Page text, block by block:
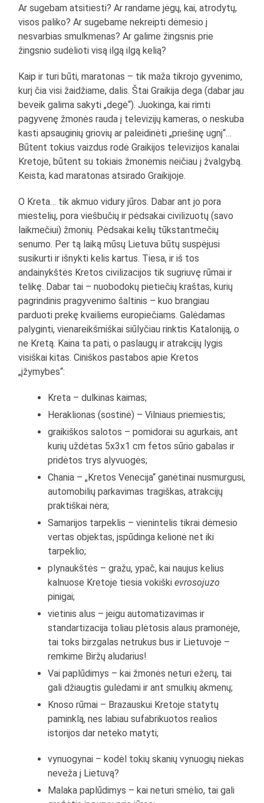
Ar sugebam atsitiesti? Ar randame jėgų, kai, atrodytų,
visos paliko? Ar sugebame nekreipti dėmesio į
nesvarbias smulkmenas? Ar galime žingsnis prie
žingsnio sudėlioti visą ilgą ilgą kelią?
Kaip ir turi būti, maratonas – tik maža tikrojo gyvenimo,
kurį čia visi žaidžiame, dalis. Štai Graikija dega (dabar jau
beveik galima sakyti „degė“). Juokinga, kai rimti
pagyvenę žmonės rauda į televizijų kameras, o neskuba
kasti apsauginių griovių ar paleidinėti „priešinę ugnį“…
Būtent tokius vaizdus rodė Graikijos televizijos kanalai
Kretoje, būtent su tokiais žmonėmis neičiau į žvalgybą.
Keista, kad maratonas atsirado Graikijoje.
O Kreta… tik akmuo vidury jūros. Dabar ant jo pora
miestelių, pora viešbučių ir pėdsakai civilizuotų (savo
laikmečiui) žmonių. Pėdsakai kelių tūkstantmečių
senumo. Per tą laiką mūsų Lietuva būtų suspėjusi
susikurti ir išnykti kelis kartus. Tiesa, ir iš tos
andainykštės Kretos civilizacijos tik sugriuvę rūmai ir
telikę. Dabar tai – nuobodokų pietiečių kraštas, kurių
pagrindinis pragyvenimo šaltinis – kuo brangiau
parduoti prekę kvailiems europiečiams. Galėdamas
palyginti, vienareikšmiškai siūlyčiau rinktis Kataloniją, o
ne Kretą. Kaina ta pati, o paslaugų ir atrakcijų lygis
visiškai kitas. Ciniškos pastabos apie Kretos
„įžymybes“:
Kreta – dulkinas kaimas;
Heraklionas (sostinė) – Vilniaus priemiestis;
graikiškos salotos – pomidorai su agurkais, ant
kurių uždėtas 5x3x1 cm fetos sūrio gabalas ir
pridėtos trys alyvuogės;
Chania – „Kretos Venecija“ ganėtinai nusmurgusi,
automobilių parkavimas tragiškas, atrakcijų
praktiškai nėra;
Samarijos tarpeklis – vienintelis tikrai dėmesio
vertas objektas, įspūdinga kelionė net iki
tarpeklio;
plynaukštės – gražu, ypač, kai naujus kelius
kalnuose Kretoje tiesia vokiškievrosojuzo
pinigai;
vietinis alus – jeigu automatizavimas ir
standartizacija toliau plėtosis alaus pramonėje,
tai toks birzgalas netrukus bus ir Lietuvoje –
remkime Biržų aludarius!
Vai paplūdimys – kai žmonės neturi ežerų, tai
gali džiaugtis gulėdami ir ant smulkių akmenų;
Knoso rūmai – Brazauskui Kretoje statytų
paminklą, nes labiau sufabrikuotos realios
istorijos dar neteko matyti;
vynuogynai – kodėl tokių skanių vynuogių niekas
neveža į Lietuvą?
Malaka paplūdimys – kai neturi smėlio, tai gali